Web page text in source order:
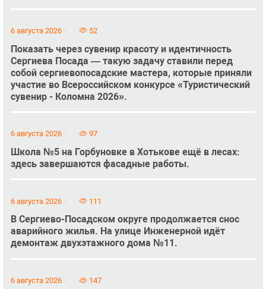
6 августа 2026 52
Показать через сувенир красоту и идентичность
Сергиева Посада — такую задачу ставили перед
собой сергиевопосадские мастера, которые приняли
участие во Всероссийском конкурсе «Туристический
сувенир - Коломна 2026».
6 августа 2026 97
Школа №5 на Горбуновке в Хотькове ещё в лесах:
здесь завершаются фасадные работы.
6 августа 2026 111
В Сергиево-Посадском округе продолжается снос
аварийного жилья. На улице Инженерной идёт
демонтаж двухэтажного дома №11.
6 августа 2026 147